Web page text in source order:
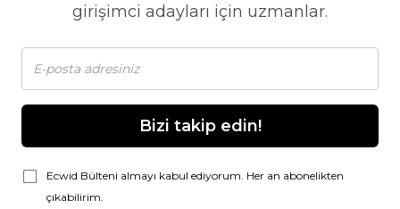
girişimci adayları için uzmanlar.
Bizi takip edin!
Ecwid Bülteni almayı kabul ediyorum. Her an abonelikten
çıkabilirim.